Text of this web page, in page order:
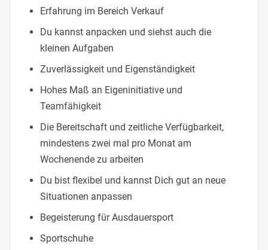
Erfahrung im Bereich Verkauf
Du kannst anpacken und siehst auch die
kleinen Aufgaben
Zuverlässigkeit und Eigenständigkeit
Hohes Maß an Eigeninitiative und
Teamfähigkeit
Die Bereitschaft und zeitliche Verfügbarkeit,
mindestens zwei mal pro Monat am
Wochenende zu arbeiten
Du bist flexibel und kannst Dich gut an neue
Situationen anpassen
Begeisterung für Ausdauersport
Sportschuhe